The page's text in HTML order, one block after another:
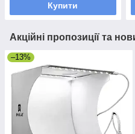
Купити
Акційні пропозиції та
–13%